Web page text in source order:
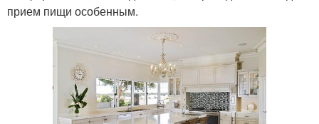
прием пищи особенным.